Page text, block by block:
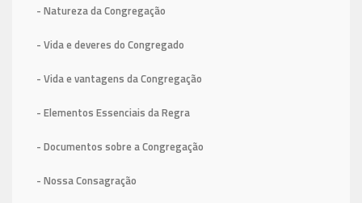
- Natureza da Congregação
- Vida e deveres do Congregado
- Vida e vantagens da Congregação
- Elementos Essenciais da Regra
- Documentos sobre a Congregação
- Nossa Consagração